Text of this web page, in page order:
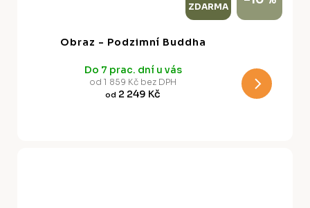
D
ZDARMA
Obraz - Podzimní Buddha
Do 7 prac. dní u vás
od 1 859 Kč bez DPH
od 2 249 Kč